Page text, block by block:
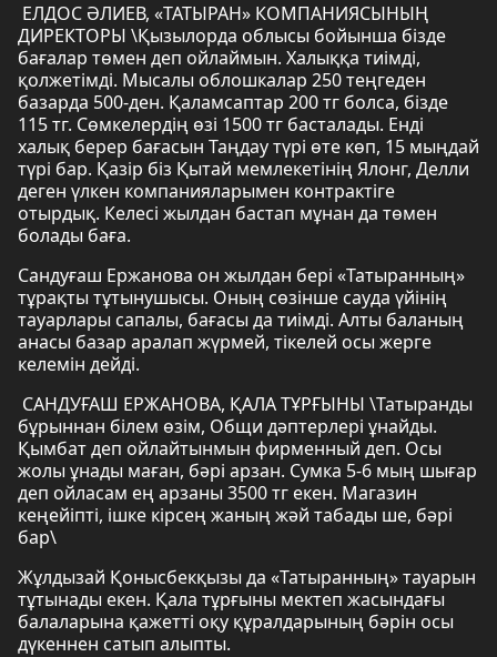
ЕЛДОС ӘЛИЕВ, «ТАТЫРАН» КОМПАНИЯСЫНЫҢ
ДИРЕКТОРЫ \Қызылорда облысы бойынша бізде
бағалар төмен деп ойлаймын. Халыққа тиімді,
қолжетімді. Мысалы облошкалар 250 теңгеден
базарда 500-ден. Қаламсаптар 200 тг болса, бізде
115 тг. Сөмкелердің өзі 1500 тг басталады. Енді
халық берер бағасын Таңдау түрі өте көп, 15 мыңдай
түрі бар. Қазір біз Қытай мемлекетінің Ялонг, Делли
деген үлкен компанияларымен контрактіге
отырдық. Келесі жылдан бастап мұнан да төмен
болады баға.
Сандуғаш Ержанова он жылдан бері «Татыранның»
тұрақты тұтынушысы. Оның сөзінше сауда үйінің
тауарлары сапалы, бағасы да тиімді. Алты баланың
анасы базар аралап жүрмей, тікелей осы жерге
келемін дейді.
САНДУҒАШ ЕРЖАНОВА, ҚАЛА ТҰРҒЫНЫ \Татыранды
бұрыннан білем өзім, Общи дәптерлері ұнайды.
Қымбат деп ойлайтынмын фирменный деп. Осы
жолы ұнады маған, бәрі арзан. Сумка 5-6 мың шығар
деп ойласам ең арзаны 3500 тг екен. Магазин
кеңейіпті, ішке кірсең жаның жәй табады ше, бәрі
бар\
Жұлдызай Қонысбекқызы да «Татыранның» тауарын
тұтынады екен. Қала тұрғыны мектеп жасындағы
балаларына қажетті оқу құралдарының бәрін осы
дүкеннен сатып алыпты.